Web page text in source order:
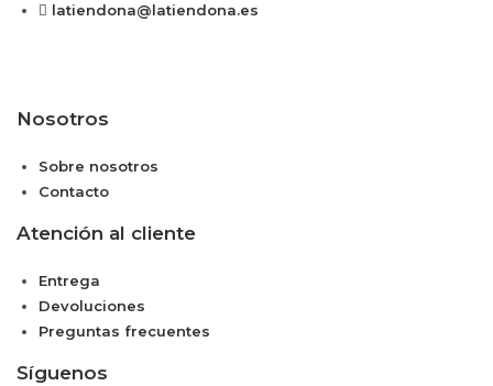
latiendona@latiendona.es
Nosotros
Sobre nosotros
Contacto
Atención al cliente
Entrega
Devoluciones
Preguntas frecuentes
Síguenos